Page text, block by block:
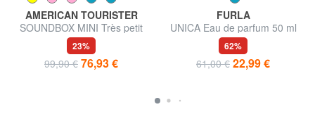
AMERICAN TOURISTER
SOUNDBOX MINI Très petit
bagage à main
23%
99,90 € 76,93 €
FURLA
UNICA Eau de parfum 50 ml
62%
61,00 € 22,99 €